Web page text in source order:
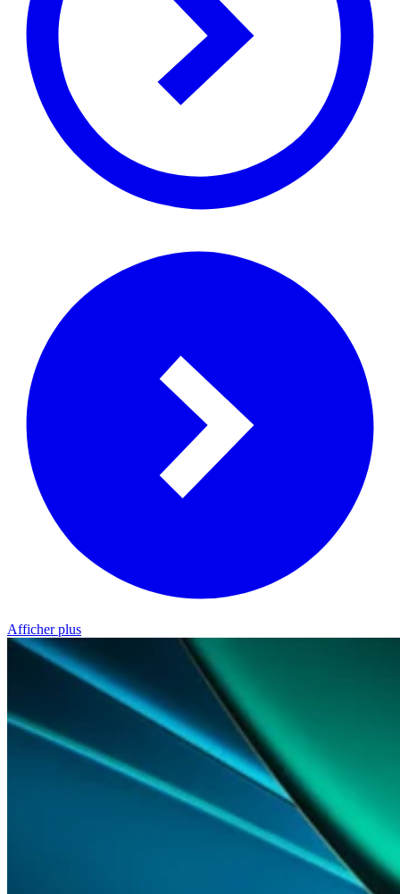
Afficher plus